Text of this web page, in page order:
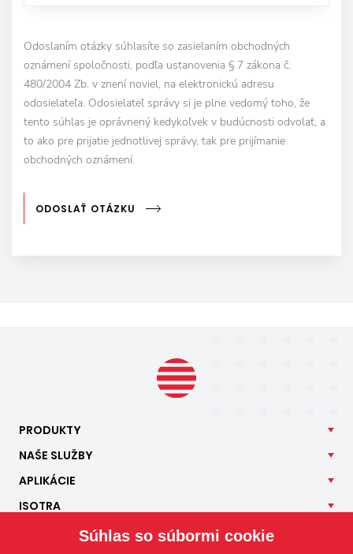
Odoslaním otázky súhlasíte so zasielaním obchodných
oznámení spoločnosti, podľa ustanovenia § 7 zákona č.
480/2004 Zb. v znení noviel, na elektronickú adresu
odosielateľa. Odosielateľ správy si je plne vedomý toho, že
tento súhlas je oprávnený kedykoľvek v budúcnosti odvolať, a
to ako pre prijatie jednotlivej správy, tak pre prijímanie
obchodných oznámení.
ODOSLAŤ OTÁZKU
PRODUKTY
NAŠE SLUŽBY
APLIKÁCIE
ISOTRA
Súhlas so súbormi cookie